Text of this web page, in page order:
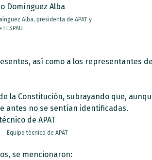
Alba, presidenta de APAT y
así como a los representantes
la Constitución, subrayando que,
antes no se sentían identificadas.
Equipo técnico de APAT
se mencionaron: